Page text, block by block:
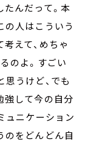
んだって。本
の人はこういう
えて、めちゃ
のよ。すごい
うけど、でも
強して今の自分
ュニケーション
のをどんどん自